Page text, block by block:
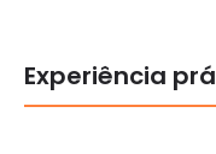
Experiência